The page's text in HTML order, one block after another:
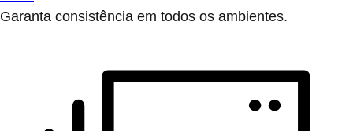
Garanta consistência em todos os ambientes.